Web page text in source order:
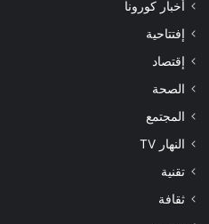
أخبار كورونا
إفتتاحية
إقتصاد
الصحة
المجتمع
النهار TV
تقنية
ثقافة